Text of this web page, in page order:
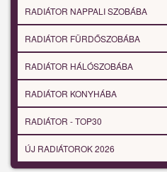
RADIÁTOR NAPPALI SZOBÁBA
RADIÁTOR FÜRDŐSZOBÁBA
RADIÁTOR HÁLÓSZOBÁBA
RADIÁTOR KONYHÁBA
RADIÁTOR - TOP30
ÚJ RADIÁTOROK 2026